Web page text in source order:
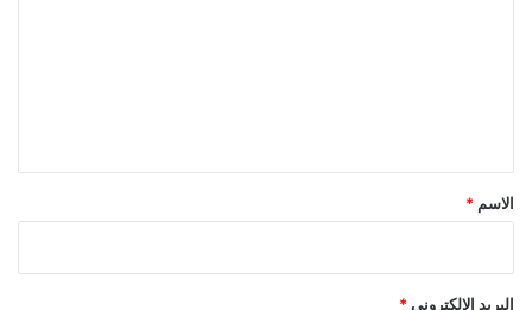
*
الاسم *
البريد الإلكتروني *